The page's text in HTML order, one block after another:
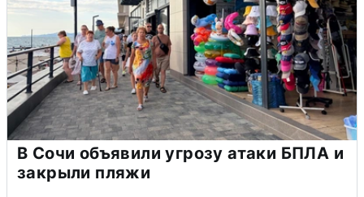
В Сочи объявили угрозу атаки БПЛА и
закрыли пляжи